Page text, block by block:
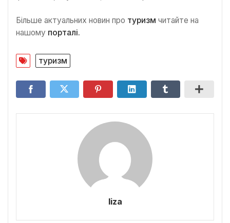
Більше актуальних новин про туризм читайте на
нашому порталі.
туризм
liza